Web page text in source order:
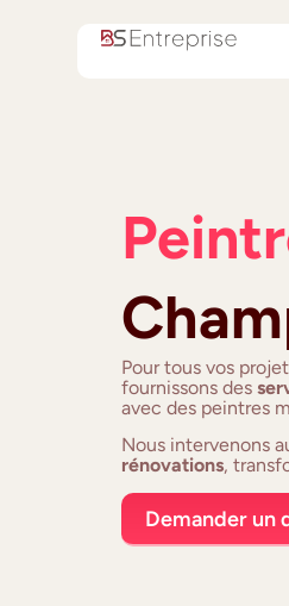
Pour tous vos
fournissons des
avec des peintres
Nous intervenons
rénovations,
Demander un